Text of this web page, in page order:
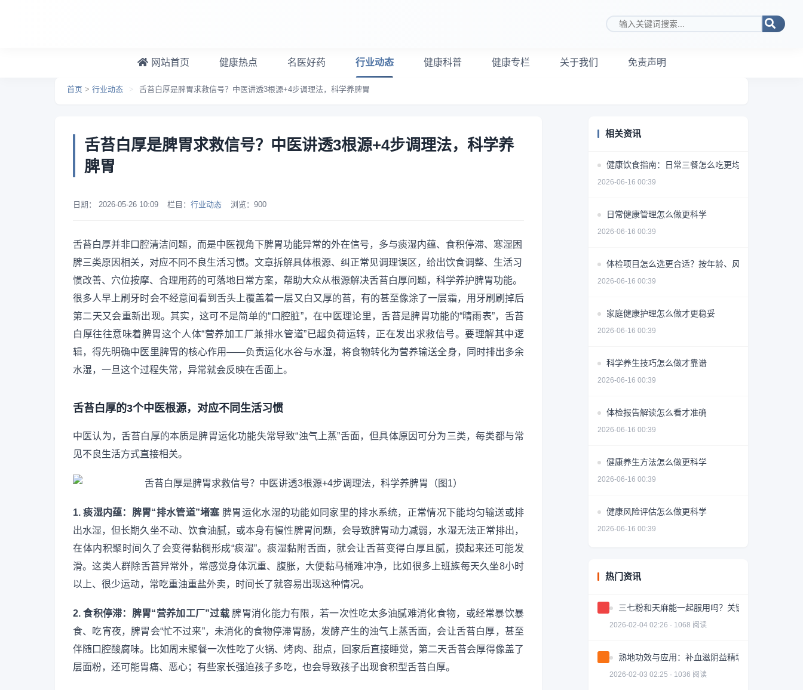
搜索关键词
网站首页 健康热点 名医好药 行业动态 健康科普 健康专栏 关于我们 免责声明
首页 > 行业动态 > 舌苔白厚是脾胃求救信号？中医讲透3根源+4步调理法，科学养脾胃
舌苔白厚是脾胃求救信号？中医讲透3根源+4步调理法，科学养
脾胃
日期： 2026-05-26 10:09 栏目： 行业动态 浏览： 900
舌苔白厚并非口腔清洁问题，而是中医视角下脾胃功能异常的外在信号，多与痰湿内蕴、食积停滞、寒湿困
脾三类原因相关，对应不同不良生活习惯。文章拆解具体根源、纠正常见调理误区，给出饮食调整、生活习
惯改善、穴位按摩、合理用药的可落地日常方案，帮助大众从根源解决舌苔白厚问题，科学养护脾胃功能。
很多人早上刷牙时会不经意间看到舌头上覆盖着一层又白又厚的苔，有的甚至像涂了一层霜，用牙刷刷掉后
第二天又会重新出现。其实，这可不是简单的“口腔脏”，在中医理论里，舌苔是脾胃功能的“晴雨表”，舌苔
白厚往往意味着脾胃这个人体“营养加工厂兼排水管道”已超负荷运转，正在发出求救信号。要理解其中逻
辑，得先明确中医里脾胃的核心作用——负责运化水谷与水湿，将食物转化为营养输送全身，同时排出多余
水湿，一旦这个过程失常，异常就会反映在舌面上。
舌苔白厚的3个中医根源，对应不同生活习惯
中医认为，舌苔白厚的本质是脾胃运化功能失常导致“浊气上蒸”舌面，但具体原因可分为三类，每类都与常
见不良生活方式直接相关。
1. 痰湿内蕴：脾胃“排水管道”堵塞 脾胃运化水湿的功能如同家里的排水系统，正常情况下能均匀输送或排
出水湿，但长期久坐不动、饮食油腻，或本身有慢性脾胃问题，会导致脾胃动力减弱，水湿无法正常排出，
在体内积聚时间久了会变得黏稠形成“痰湿”。痰湿黏附舌面，就会让舌苔变得白厚且腻，摸起来还可能发
滑。这类人群除舌苔异常外，常感觉身体沉重、腹胀，大便黏马桶难冲净，比如很多上班族每天久坐8小时
以上、很少运动，常吃重油重盐外卖，时间长了就容易出现这种情况。
2. 食积停滞：脾胃“营养加工厂”过载 脾胃消化能力有限，若一次性吃太多油腻难消化食物，或经常暴饮暴
食、吃宵夜，脾胃会“忙不过来”，未消化的食物停滞胃肠，发酵产生的浊气上蒸舌面，会让舌苔白厚，甚至
伴随口腔酸腐味。比如周末聚餐一次性吃了火锅、烤肉、甜点，回家后直接睡觉，第二天舌苔会厚得像盖了
层面粉，还可能胃痛、恶心；有些家长强迫孩子多吃，也会导致孩子出现食积型舌苔白厚。
相关资讯
健康饮食指南：日常三餐怎么吃更均衡
2026-06-16 00:39
日常健康管理怎么做更科学
2026-06-16 00:39
体检项目怎么选更合适？按年龄、风险和需求做判断
2026-06-16 00:39
家庭健康护理怎么做才更稳妥
2026-06-16 00:39
科学养生技巧怎么做才靠谱
2026-06-16 00:39
体检报告解读怎么看才准确
2026-06-16 00:39
健康养生方法怎么做更科学
2026-06-16 00:39
健康风险评估怎么做更科学
2026-06-16 00:39
热门资讯
三七粉和天麻能一起服用吗？关键问题解答
2026-02-04 02:26 · 1068 阅读
熟地功效与应用：补血滋阴益精填髓的中药详解
2026-02-03 02:25 · 1036 阅读